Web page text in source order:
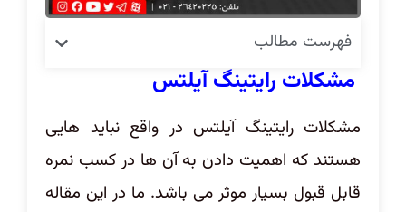
فهرست مطالب
مشکلات رایتینگ آیلتس
مشکلات رایتینگ آیلتس در واقع نباید هایی
هستند که اهمیت دادن به آن ها در کسب نمره
قابل قبول بسیار موثر می باشد. ما در این مقاله